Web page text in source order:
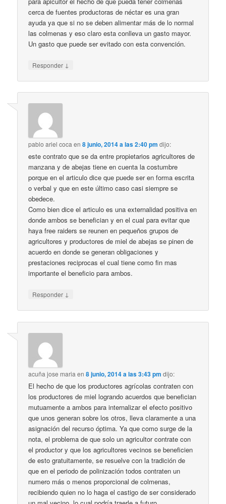
cerca de fuentes productoras de néctar es una gran
ayuda ya que si no se deben alimentar más de lo normal
las colmenas y eso claro esta conlleva un gasto mayor.
Un gasto que puede ser evitado con esta convención.
Responder ↓
pablo ariel coca en8 junio, 2014 a las 2:40 pm dijo:
este contrato que se da entre propietarios agricultores de
manzana y de abejas tiene en cuenta la costumbre
porque en el articulo dice que puede ser en forma escrita
o verbal y que en este último caso casi siempre se
obedece.
Como bien dice el articulo es una externalidad positiva en
donde ambos se benefician y en el cual para evitar que
haya free raiders se reunen en pequeños grupos de
agricultores y productores de miel de abejas se pinen de
acuerdo en donde se generan obligaciones y
prestaciones reciprocas el cual tiene como fin mas
importante el beneficio para ambos.
Responder ↓
acuña jose maria en8 junio, 2014 a las 3:43 pm dijo:
El hecho de que los productores agrícolas contraten con
los productores de miel logrando acuerdos que benefician
mutuamente a ambos para internalizar el efecto positivo
que unos generan sobre los otros, lleva claramente a una
asignación del recurso óptima. Ya que como surge de la
nota, el problema de que solo un agricultor contrate con
el productor y que los agricultores vecinos se beneficien
de esto gratuitamente, se resuelve con la tradición de
que en el periodo de polinización todos contraten un
numero más o menos proporcional de colmenas,
recibiendo quien no lo haga el castigo de ser considerado